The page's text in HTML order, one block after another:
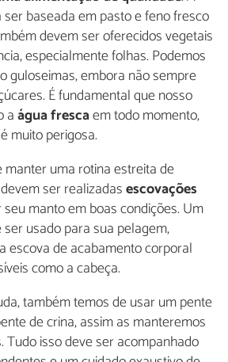
baseada em pasto e feno fresco
devem ser oferecidos vegetais
especialmente folhas. Podemos
guloseimas, embora não sempre
É fundamental que nosso
aágua frescaem todo momento,
muito perigosa.
uma rotina estreita de
ser realizadasescovações
manto em boas condições. Um
usado para sua pelagem,
escova de acabamento corporal
como a cabeça.
também temos de usar um pente
de crina, assim as manteremos
Tudo isso deve ser acompanhado